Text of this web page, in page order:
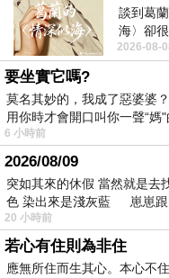
目標是全部畫完連起來可以
然後事實上這些在一兩個月
還有一些其他的哩哩摳摳在電
等待著幾天後我又想更新的
(嘆氣)
嗚喔喔喔喔喔喔喔喔喔喔喔
談到葛
海〉卻
心演戲
2026-08-
要坐實它嗎?
莫名其妙的，我成了惡婆婆
用你時才會開口叫你一聲“
6 小時前
2026/08/09
突如其來的休假 當然就是
色 染出來是淺灰藍 崽崽
20 小時前
若心有住則為非住
應無所住而生其心。本心不